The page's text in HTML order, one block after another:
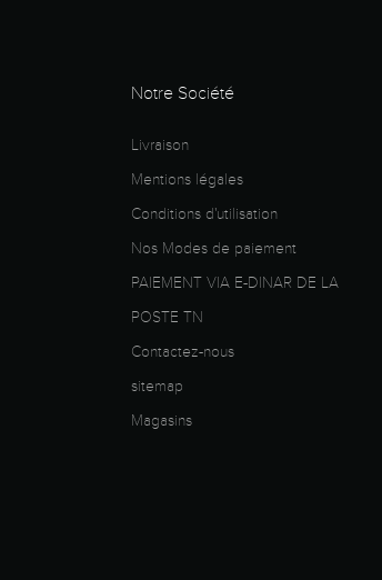
Notre Société
Livraison
Mentions légales
Conditions d'utilisation
Nos Modes de paiement
PAIEMENT VIA E-DINAR DE LA
POSTE TN
Contactez-nous
sitemap
Magasins